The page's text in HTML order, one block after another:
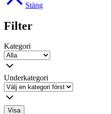
Stäng
Filter
Kategori
Underkategori
Visa